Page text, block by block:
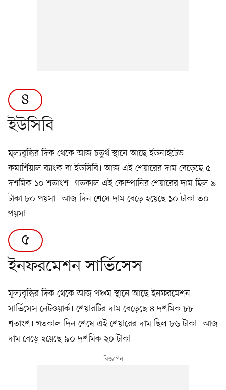
৪
ইউসিবি
মূল্যবৃদ্ধির দিক থেকে আজ চতুর্থ স্থানে আছে ইউনাইটেড
কমার্শিয়াল ব্যাংক বা ইউসিবি। আজ এই শেয়ারের দাম বেড়েছে ৫
দশমিক ১০ শতাংশ। গতকাল এই কোম্পানির শেয়ারের দাম ছিল ৯
টাকা ৮০ পয়সা। আজ দিন শেষে দাম বেড়ে হয়েছে ১০ টাকা ৩০
পয়সা।
৫
ইনফরমেশন সার্ভিসেস
মূল্যবৃদ্ধির দিক থেকে আজ পঞ্চম স্থানে আছে ইনফরমেশন
সার্ভিসেস নেটওয়ার্ক। শেয়ারটির দাম বেড়েছে ৪ দশমিক ৮৮
শতাংশ। গতকাল দিন শেষে এই শেয়ারের দাম ছিল ৮৬ টাকা। আজ
দাম বেড়ে হয়েছে ৯০ দশমিক ২০ টাকা।